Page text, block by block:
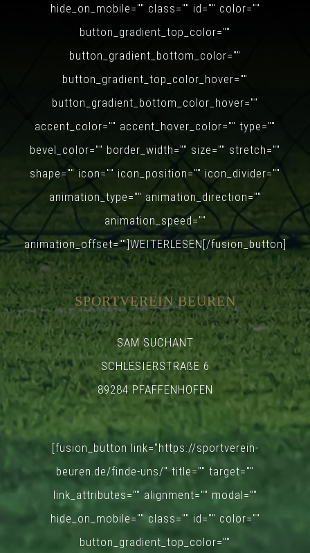
hide_on_mobile="" class="" id="" color=""
button_gradient_top_color=""
button_gradient_bottom_color=""
button_gradient_top_color_hover=""
button_gradient_bottom_color_hover=""
accent_color="" accent_hover_color="" type=""
bevel_color="" border_width="" size="" stretch=""
shape="" icon="" icon_position="" icon_divider=""
animation_type="" animation_direction=""
animation_speed=""
animation_offset=""]WEITERLESEN[/fusion_button]
SPORTVEREIN BEUREN
SAM SUCHANT
SCHLESIERSTRAßE 6
89284 PFAFFENHOFEN
[fusion_button link="https://sportverein-
beuren.de/finde-uns/" title="" target=""
link_attributes="" alignment="" modal=""
hide_on_mobile="" class="" id="" color=""
button_gradient_top_color=""